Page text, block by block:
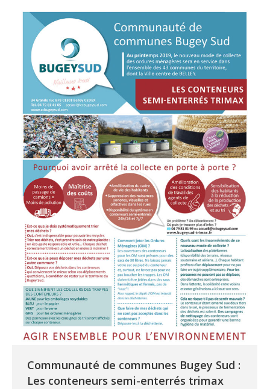
Communauté de communes Bugey Sud :
Les conteneurs semi-enterrés trimax